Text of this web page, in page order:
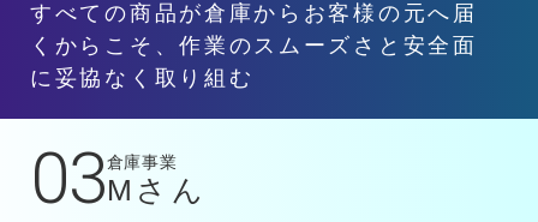
すべての商品が倉庫からお客様の元へ届
くからこそ、作業のスムーズさと安全面
に妥協なく取り組む
03倉庫事業
Mさん